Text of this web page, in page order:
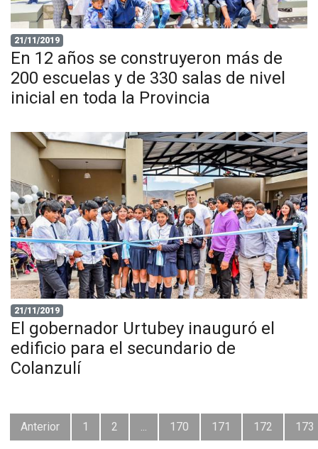
21/11/2019
En 12 años se construyeron más de
200 escuelas y de 330 salas de nivel
inicial en toda la Provincia
21/11/2019
El gobernador Urtubey inauguró el
edificio para el secundario de
Colanzulí
Anterior 1 2 ... 170 171 172 173